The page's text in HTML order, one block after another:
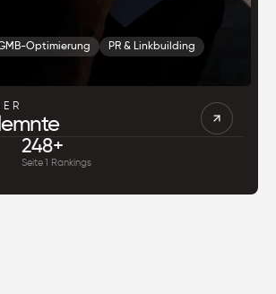
Optimierung
PR & Linkbuilding
248+
Seite 1 Rankings